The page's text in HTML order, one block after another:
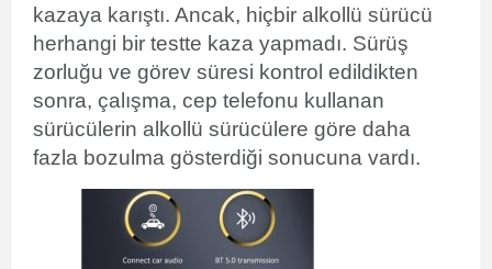
kazaya karıştı. Ancak, hiçbir alkollü sürücü
herhangi bir testte kaza yapmadı. Sürüş
zorluğu ve görev süresi kontrol edildikten
sonra, çalışma, cep telefonu kullanan
sürücülerin alkollü sürücülere göre daha
fazla bozulma gösterdiği sonucuna vardı.